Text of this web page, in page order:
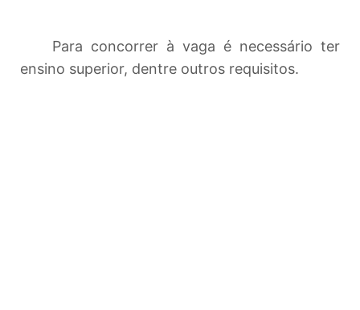
Para concorrer à vaga é necessário ter
ensino superior, dentre outros requisitos.